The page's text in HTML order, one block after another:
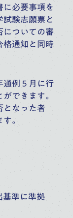
に必要事項を
試験志願票と
についての審
格通知と同時
通例５月に行
できます。
となった者
。
基準に準拠